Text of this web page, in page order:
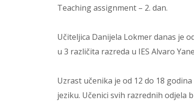
Teaching assignment – 2. dan.
Učiteljica Danijela Lokmer danas je
u 3 različita razreda u IES Alvaro
Uzrast učenika je od 12 do 18
jeziku. Učenici svih razrednih